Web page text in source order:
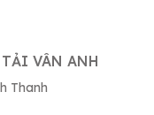
VÂN ANH
Thanh